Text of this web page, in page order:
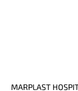
MARPLAST